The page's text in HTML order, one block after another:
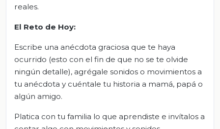
reales.
El Reto de Hoy:
Escribe una anécdota graciosa que te haya
ocurrido (esto con el fin de que no se te olvide
ningún detalle), agrégale sonidos o movimientos a
tu anécdota y cuéntale tu historia a mamá, papá o
algún amigo.
Platica con tu familia lo que aprendiste e invítalos a